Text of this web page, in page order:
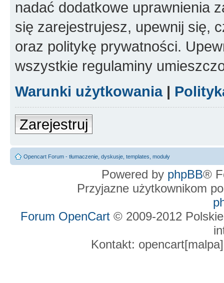
nadać dodatkowe uprawnienia
się zarejestrujesz, upewnij się,
oraz politykę prywatności.
wszystkie regulaminy
Warunki użytkowania|
Zarejestruj
Opencart Forum - tłumaczenie, dyskusje, templates, moduły
Powered by phpBB®
Przyjazne użytkownikom
Forum OpenCart © 2009-2012
Kontakt: